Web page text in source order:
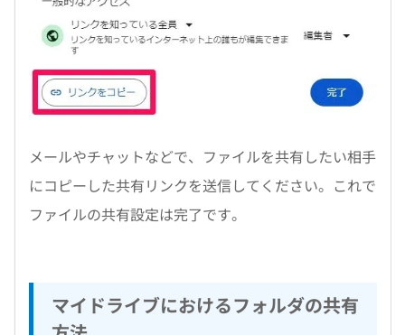
メールやチャットなどで、ファイルを共有したい相手
にコピーした共有リンクを送信してください。これで
ファイルの共有設定は完了です。
マイドライブにおけるフォルダの共有